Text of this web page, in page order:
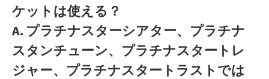
ケットは使える？
A. プラチナスターシアター、プラチナ
スタンチューン、プラチナスタートレ
ジャー、プラチナスタートラストでは